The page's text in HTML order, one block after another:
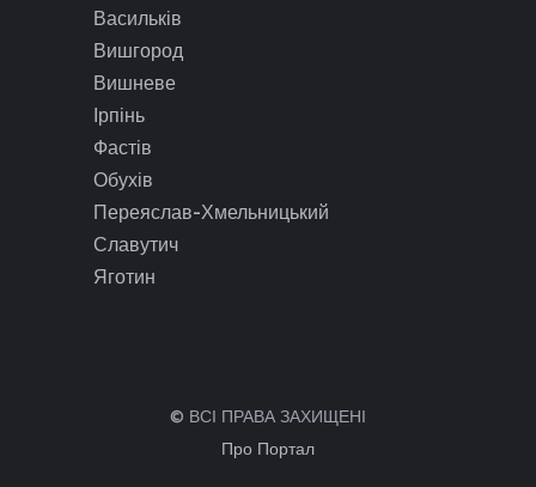
Васильків
Вишгород
Вишневе
Ірпінь
Фастів
Обухів
Переяслав-Хмельницький
Славутич
Яготин
© ВСІ ПРАВА ЗАХИЩЕНІ
Про Портал